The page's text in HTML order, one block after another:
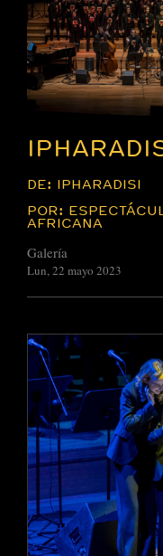
DE: IPHARADISI
POR:
AFRICANA
Galería
Lun, 22 mayo 2023